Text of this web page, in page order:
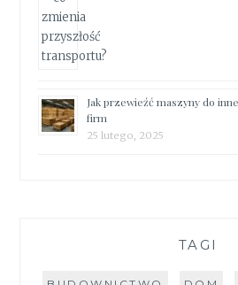
Jak przewieźć maszyny do
firm
25 lutego, 2025
TAGI